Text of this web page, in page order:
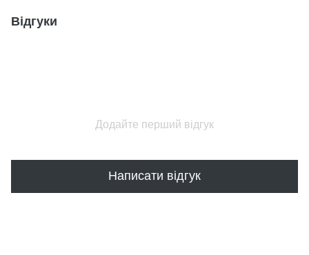
Відгуки
Додайте перший відгук
Написати відгук